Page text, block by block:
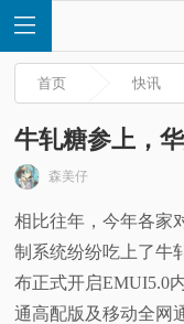
页
快
首页 快讯
牛轧糖参上，
森美仔
相比往年，今年各家
制系统纷纷吃上了牛
布正式开启EMUI5.0
通高配版及移动全网